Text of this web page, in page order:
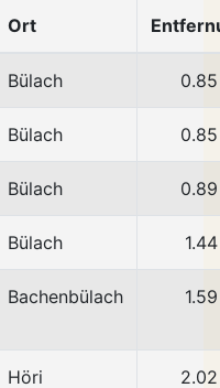
Ort
Bülach
Bülach
Bülach
Bülach
Bachenbülach
Höri